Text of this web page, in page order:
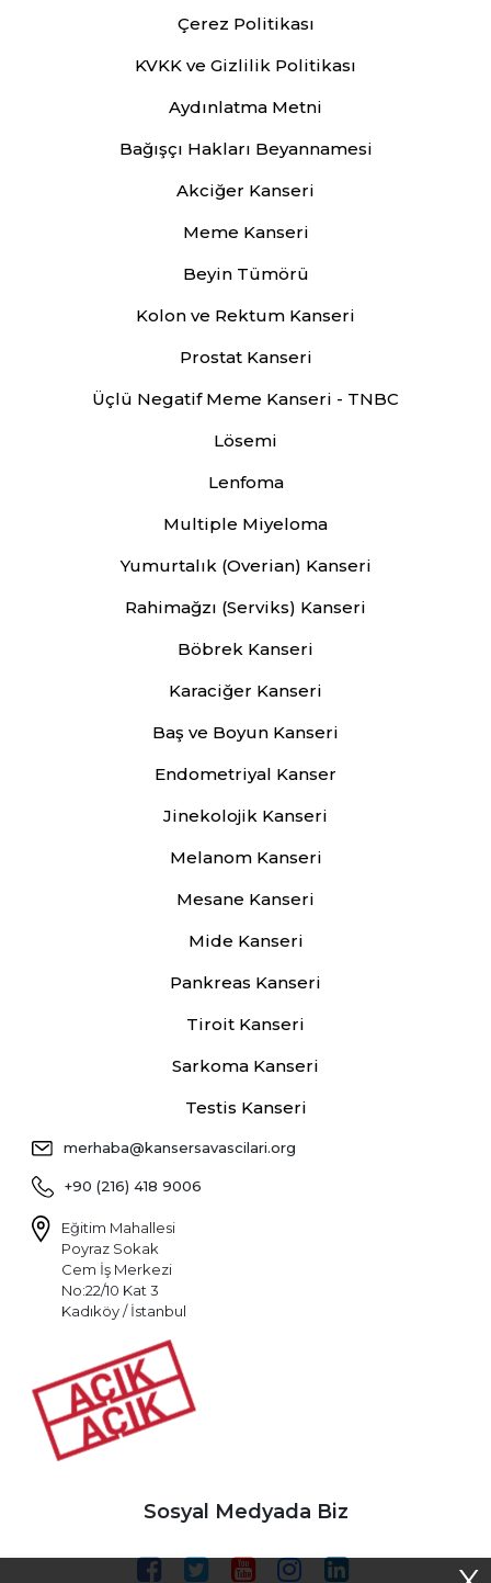
Çerez Politikası
KVKK ve Gizlilik Politikası
Aydınlatma Metni
Bağışçı Hakları Beyannamesi
Akciğer Kanseri
Meme Kanseri
Beyin Tümörü
Kolon ve Rektum Kanseri
Prostat Kanseri
Üçlü Negatif Meme Kanseri - TNBC
Lösemi
Lenfoma
Multiple Miyeloma
Yumurtalık (Overian) Kanseri
Rahimağzı (Serviks) Kanseri
Böbrek Kanseri
Karaciğer Kanseri
Baş ve Boyun Kanseri
Endometriyal Kanser
Jinekolojik Kanseri
Melanom Kanseri
Mesane Kanseri
Mide Kanseri
Pankreas Kanseri
Tiroit Kanseri
Sarkoma Kanseri
Testis Kanseri
merhaba@kansersavascilari.org
+90 (216) 418 9006
Eğitim Mahallesi
Poyraz Sokak
Cem İş Merkezi
No:22/10 Kat 3
Kadıköy / İstanbul
Sosyal Medyada Biz